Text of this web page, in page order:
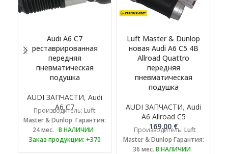
Audi A6 C7
реставрированная
передняя
пневматическая
подушка
AUDI ЗАПЧАСТИ, Audi
A6 C7
Производитель: Luft
Master & Dunlop Гарантия:
24 мес. В НАЛИЧИИ
Заказ продукции: +370
Luft Master & Dunlop
новая Audi A6 C5 4B
Allroad Quattro
передняя
пневматическая
подушка
AUDI ЗАПЧАСТИ, Audi
A6 Allroad C5
169.00 €
Производитель: Luft
Master & Dunlop Гарантия:
36 мес. В НАЛИЧИИ